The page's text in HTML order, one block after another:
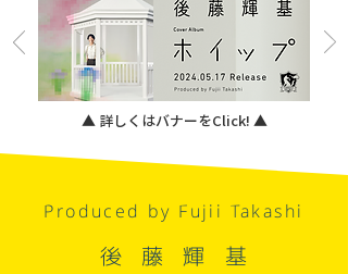
▲ 詳しくはバナーをClick! ▲
Produced by Fujii Takashi
後藤輝基